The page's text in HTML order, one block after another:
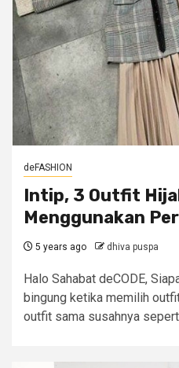
deFASHION
Intip, 3 Outfit
Menggunakan
5 years ago dhiva puspa
Halo Sahabat deCODE,
bingung ketika memilih
outfit sama susahnya